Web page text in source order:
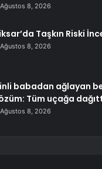
Ağustos 8, 2026
Taşkın Riski
Ağustos 8, 2026
babadan ağlayan
Tüm uçağa
Ağustos 8, 2026